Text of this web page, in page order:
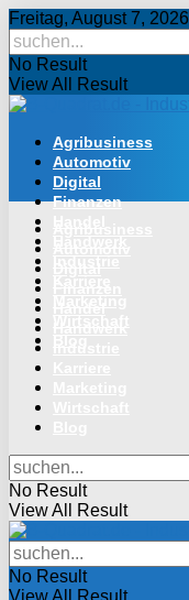
Freitag, August 7, 2026
No Result
View All Result
Agribusiness
Automotiv
Digital
Finanzen
No Result
View All Result
No Result
View All Result